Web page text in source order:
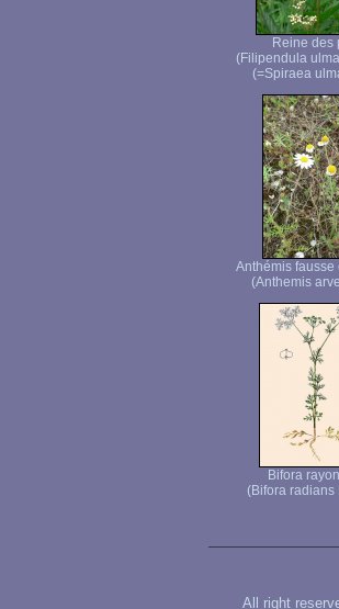
Reine des
(Filipendula
(=Spiraea
Anthémis fausse
(Anthemis
Bifora
(Bifora radians
All right